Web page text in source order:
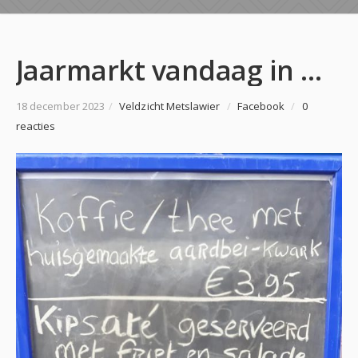
Jaarmarkt vandaag in Metslawier! Ook wij zijn er klaar voor bij Café Veldzicht. Met lekkere zelfge…
18 december 2023 / Veldzicht Metslawier / Facebook / 0
reacties